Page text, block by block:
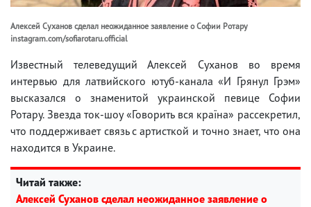
Алексей Суханов сделал неожиданное заявление о Софии Ротару
instagram.com/sofiarotaru.official
Известный телеведущий Алексей Суханов во время
интервью для латвийского ютуб-канала «И Грянул Грэм»
высказался о знаменитой украинской певице Софии
Ротару. Звезда ток-шоу «Говорить вся країна» рассекретил,
что поддерживает связь с артисткой и точно знает, что она
находится в Украине.
Читай также:
Алексей Суханов сделал неожиданное заявление о